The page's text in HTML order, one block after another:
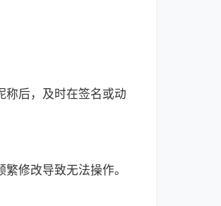
称后，及时在签名或动
修改导致无法操作。